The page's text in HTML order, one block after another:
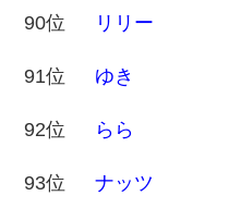
90位 リリー
91位 ゆき
92位 らら
93位 ナッツ